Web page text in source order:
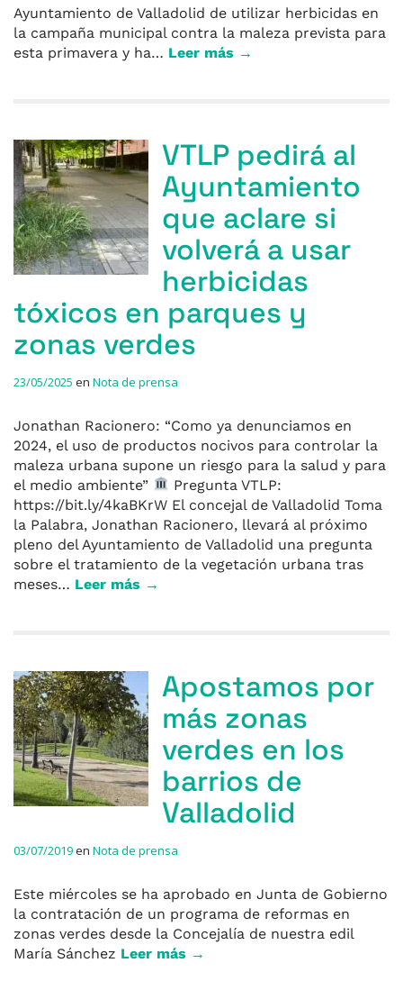
Ayuntamiento de Valladolid de utilizar herbicidas en
la campaña municipal contra la maleza prevista para
esta primavera y ha… Leer más →
VTLP pedirá al
Ayuntamiento
que aclare si
volverá a usar
herbicidas
tóxicos en parques y
zonas verdes
23/05/2025 en Nota de prensa
Jonathan Racionero: “Como ya denunciamos en
2024, el uso de productos nocivos para controlar la
maleza urbana supone un riesgo para la salud y para
el medio ambiente”
Pregunta VTLP:
https://bit.ly/4kaBKrW El concejal de Valladolid Toma
la Palabra, Jonathan Racionero, llevará al próximo
pleno del Ayuntamiento de Valladolid una pregunta
sobre el tratamiento de la vegetación urbana tras
meses… Leer más →
Apostamos por
más zonas
verdes en los
barrios de
Valladolid
03/07/2019en Nota de prensa
Este miércoles se ha aprobado en Junta de Gobierno
la contratación de un programa de reformas en
zonas verdes desde la Concejalía de nuestra edil
María Sánchez Leer más →